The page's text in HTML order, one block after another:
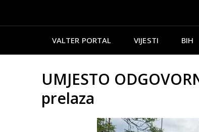
VALTER PORTAL VIJESTI BIH
UMJESTO
prelaza